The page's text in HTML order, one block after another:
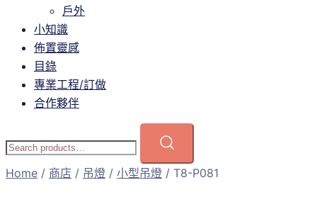
戶外
小知識
佈置靈感
目錄
專業工程/訂做
合作夥伴
Home / 商店 / 吊燈 / 小型吊燈 / T8-P081